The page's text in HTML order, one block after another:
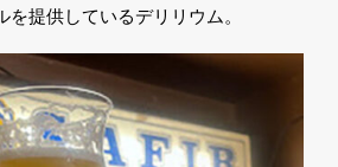
提供しているデリリウム。